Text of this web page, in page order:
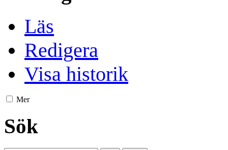
Läs
Redigera
Visa historik
Mer
Sök